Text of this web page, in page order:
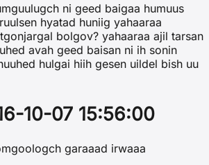
ni geed baigaa humuus
hyatad huniig yahaaraa
bolgov? yahaaraa ajil tarsan
avah geed baisan ni ih sonin
hulgai hiih gesen uildel bish uu
10-07 15:56:00
garaaad irwaaa